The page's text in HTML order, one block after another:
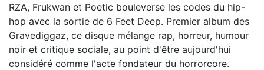
RZA, Frukwan et Poetic bouleverse les codes du hip-
hop avec la sortie de 6 Feet Deep. Premier album des
Gravediggaz, ce disque mélange rap, horreur, humour
noir et critique sociale, au point d'être aujourd'hui
considéré comme l'acte fondateur du horrorcore.